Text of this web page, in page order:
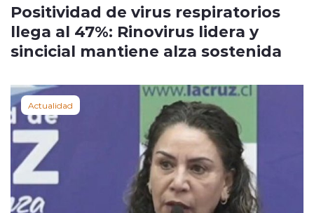
Positividad de virus respiratorios
llega al 47%: Rinovirus lidera y
sincicial mantiene alza sostenida
Actualidad